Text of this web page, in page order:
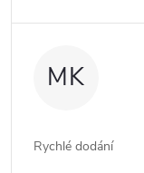
MK
Rychlé dodání